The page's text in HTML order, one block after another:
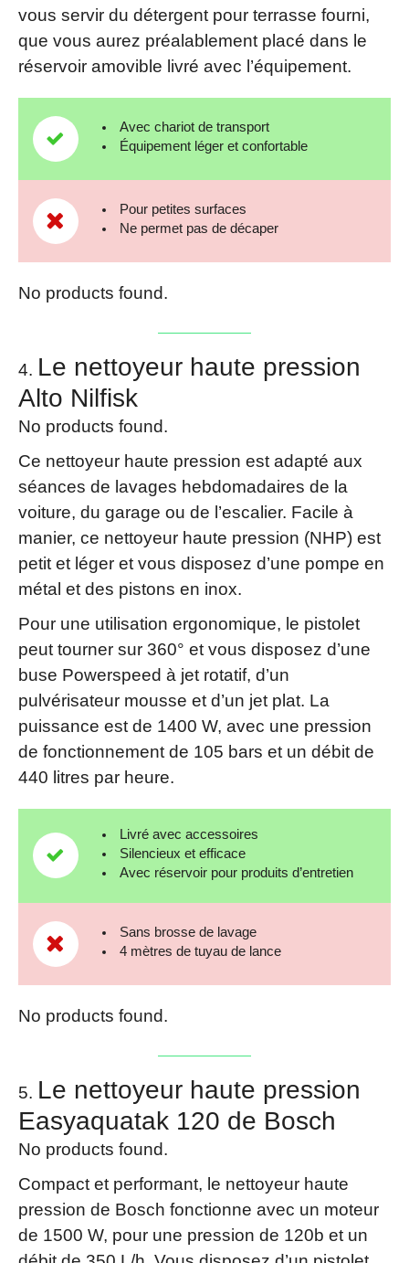
vous servir du détergent pour terrasse fourni,
que vous aurez préalablement placé dans le
réservoir amovible livré avec l’équipement.
Avec chariot de transport
Équipement léger et confortable
Pour petites surfaces
Ne permet pas de décaper
No products found.
Le nettoyeur haute pression
Alto Nilfisk
No products found.
Ce nettoyeur haute pression est adapté aux
séances de lavages hebdomadaires de la
voiture, du garage ou de l’escalier. Facile à
manier, ce nettoyeur haute pression (NHP) est
petit et léger et vous disposez d’une pompe en
métal et des pistons en inox.
Pour une utilisation ergonomique, le pistolet
peut tourner sur 360° et vous disposez d’une
buse Powerspeed à jet rotatif, d’un
pulvérisateur mousse et d’un jet plat. La
puissance est de 1400 W, avec une pression
de fonctionnement de 105 bars et un débit de
440 litres par heure.
Livré avec accessoires
Silencieux et efficace
Avec réservoir pour produits d’entretien
Sans brosse de lavage
4 mètres de tuyau de lance
No products found.
Le nettoyeur haute pression
Easyaquatak 120 de Bosch
No products found.
Compact et performant, le nettoyeur haute
pression de Bosch fonctionne avec un moteur
de 1500 W, pour une pression de 120b et un